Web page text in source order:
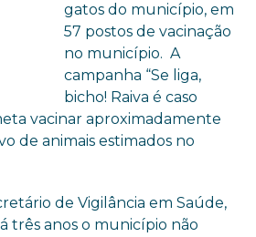
gatos do município, em
57 postos de vacinação
no município. A
campanha “Se liga,
bicho! Raiva é caso
vacinar aproximadamente
de animais estimados no
de Vigilância em Saúde,
três anos o município não